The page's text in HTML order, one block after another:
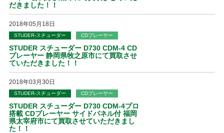
だきました！！
2018年05月18日
STUDER-スチューダー CDプレーヤー
STUDER スチューダー D730 CDM-4 CD
プレーヤー 静岡県牧之原市にて買取させ
ていただきました！！
2018年03月30日
STUDER-スチューダー CDプレーヤー
STUDER スチューダー D730 CDM-4プロ
搭載 CDプレーヤー サイドパネル付 福岡
県太宰府市にて買取させていただきまし
た！！